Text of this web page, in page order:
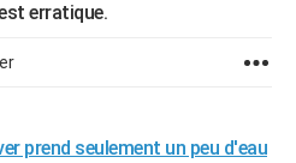
erratique.
prend seulement un peu d'eau